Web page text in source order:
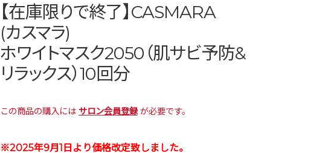
【在庫限りで終了】CASMARA
(カスマラ)
ホワイトマスク2050（肌サビ予防&
リラックス）10回分
この商品の購入には サロン会員登録が必要です。
※2025年9月1日より価格改定致しました。